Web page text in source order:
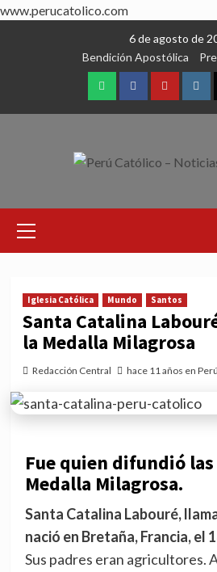
www.perucatolico.com
6 de agosto de
Bendición Apostólica
WhatsAppFacebookYoutube
Menu
Iglesia Católica Mundo Santos
Santa Catalina
la Medalla Milagrosa
Redacción Central hace 11 años en
Fue quien difundió
Medalla Milagrosa.
Santa Catalina Labouré,
nació en Bretaña, Francia, el
Sus padres eran agricultores.